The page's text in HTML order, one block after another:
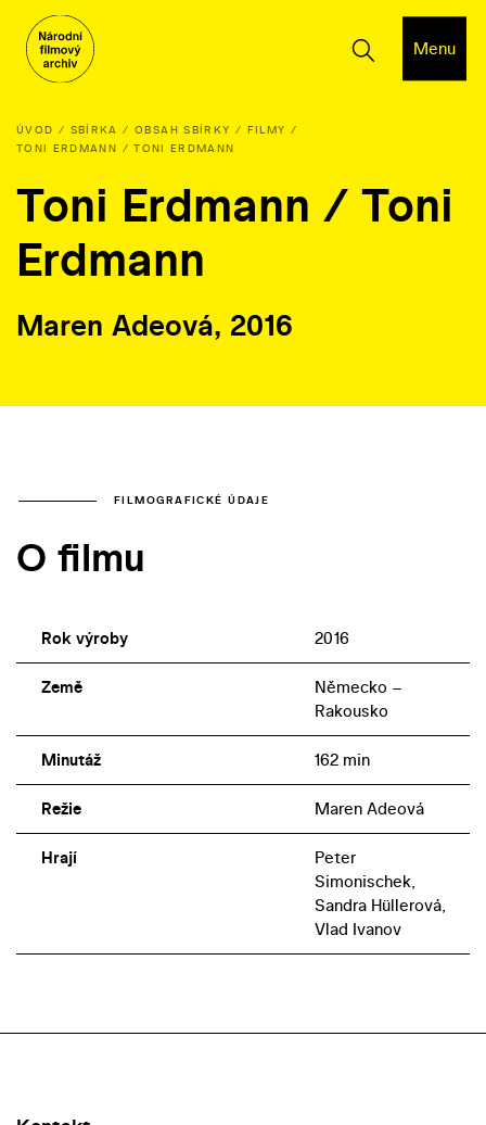
Menu
ÚVOD SBÍRKA OBSAH SBÍRKY
FILMY
TONI ERDMANN / TONI ERDMANN
Toni Erdmann / Toni
Erdmann
Maren Adeová, 2016
FILMOGRAFICKÉ ÚDAJE
O filmu
Rok výroby 2016
Země
Německo –
Rakousko
Minutáž 162 min
Režie Maren Adeová
Hrají
Peter
Simonischek,
Sandra Hüllerová,
Vlad Ivanov